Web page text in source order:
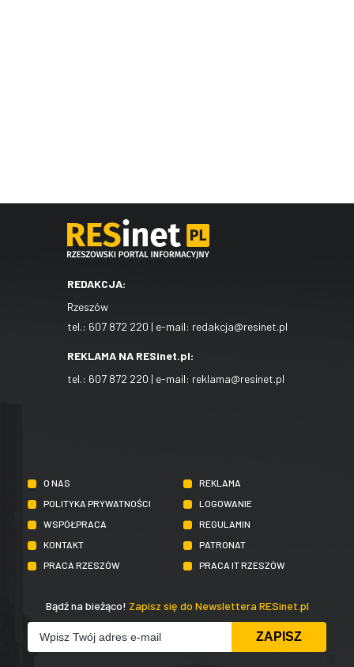
REDAKCJA:
Rzeszów
tel.: 607 872 220 | e-mail: redakcja@resinet.pl
REKLAMA NA RESinet.pl:
tel.: 607 872 220 | e-mail: reklama@resinet.pl
O NAS
REKLAMA
POLITYKA PRYWATNOŚCI
LOGOWANIE
WSPÓŁPRACA
REGULAMIN
KONTAKT
PATRONAT
PRACA RZESZÓW
PRACA IT RZESZÓW
Bądź na bieżąco! Zapisz się do Newslettera RESinet.pl